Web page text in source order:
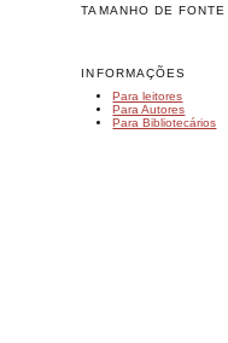
TAMANHO DE FONTE
INFORMAÇÕES
Para leitores
Para Autores
Para Bibliotecários